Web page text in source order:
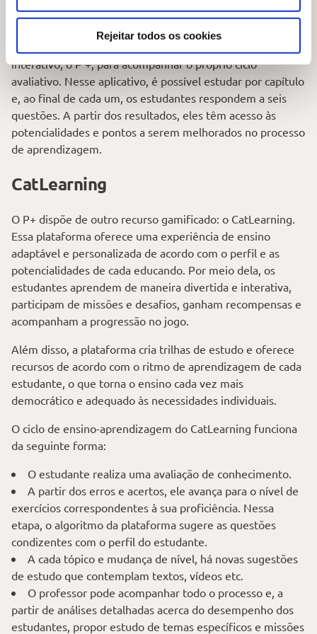
Rejeitar todos os cookies
No sistema de ensino Poliedro, a gamificação já é uma
realidade! Nossos estudantes têm acesso a um
interativo, o P +, para acompanhar o próprio ciclo
avaliativo. Nesse aplicativo, é possível estudar por capítulo
e, ao final de cada um, os estudantes respondem a seis
questões. A partir dos resultados, eles têm acesso às
potencialidades e pontos a serem melhorados no processo
de aprendizagem.
CatLearning
O P+ dispõe de outro recurso gamificado: o CatLearning.
Essa plataforma oferece uma experiência de ensino
adaptável e personalizada de acordo com o perfil e as
potencialidades de cada educando. Por meio dela, os
estudantes aprendem de maneira divertida e interativa,
participam de missões e desafios, ganham recompensas e
acompanham a progressão no jogo.
Além disso, a plataforma cria trilhas de estudo e oferece
recursos de acordo com o ritmo de aprendizagem de cada
estudante, o que torna o ensino cada vez mais
democrático e adequado às necessidades individuais.
O ciclo de ensino-aprendizagem do CatLearning funciona
da seguinte forma:
O estudante realiza uma avaliação de conhecimento.
A partir dos erros e acertos, ele avança para o nível de
exercícios correspondentes à sua proficiência. Nessa
etapa, o algoritmo da plataforma sugere as questões
condizentes com o perfil do estudante.
A cada tópico e mudança de nível, há novas sugestões
de estudo que contemplam textos, vídeos etc.
O professor pode acompanhar todo o processo e, a
partir de análises detalhadas acerca do desempenho dos
estudantes, propor estudo de temas específicos e missões